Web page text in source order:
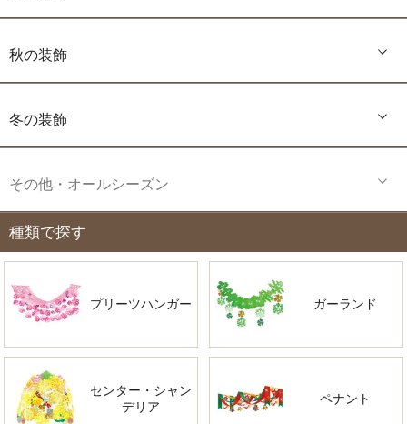
秋の装飾
冬の装飾
その他・オールシーズン
種類で探す
プリーツハンガー ガーランド
センター・シャン
デリア
ペナント